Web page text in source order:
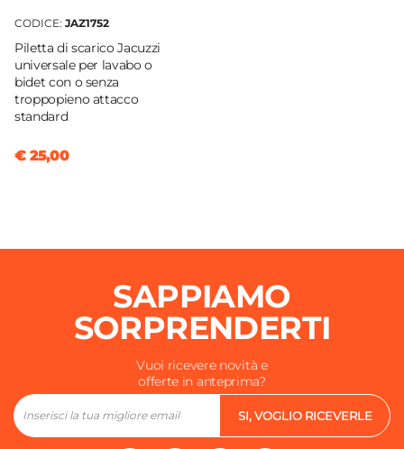
CODICE: JAZ1752
Piletta di scarico Jacuzzi
universale per lavabo o
bidet con o senza
troppopieno attacco
standard
€ 25,00
SAPPIAMO
SORPRENDERTI
Vuoi ricevere novità e
offerte in anteprima?
SI, VOGLIO RICEVERLE